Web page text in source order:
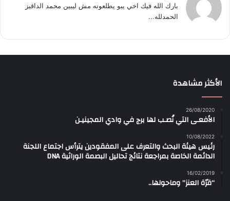
بارك الله فيك اخي يبو يطلعونه مش ليبين محمد الداقيز
الحمدلله...
الأكثر مشاهدة
26/08/2020
الأفعـى التي نُصـب لها برج في وادي المجينيـن
10/08/2022
رئيس هيئة البحث والتعرف على المفقودين يترأس اجتماع اللجنة
الدائمة الخاصة بمراجعة نتائج تحاليل البصمة الوراثية DNA
16/02/2019
“قرّة العنز” وماحولها..